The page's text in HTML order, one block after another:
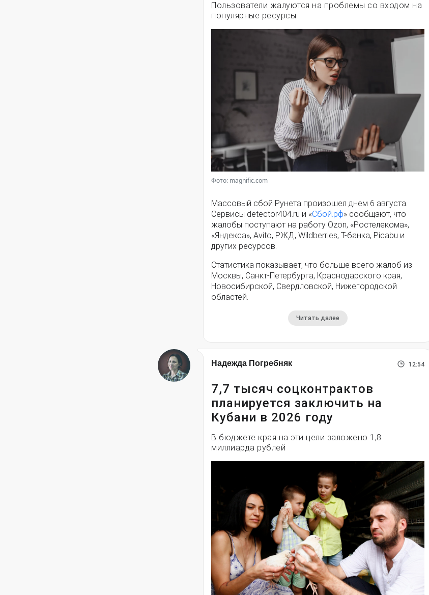
Пользователи жалуются на проблемы со входом на
популярные ресурсы
Фото: magnific.com
Массовый сбой Рунета произошел днем 6 августа.
Сервисы detector404.ru и «Сбой.рф» сообщают, что
жалобы поступают на работу Ozon, «Ростелекома»,
«Яндекса», Avito, РЖД, Wildberries, Т-банка, Picabu и
других ресурсов.
Статистика показывает, что больше всего жалоб из
Москвы, Санкт-Петербурга, Краснодарского края,
Новосибирской, Свердловской, Нижегородской
областей.
Читать далее
Надежда Погребняк 12:54
7,7 тысяч соцконтрактов
планируется заключить на
Кубани в 2026 году
В бюджете края на эти цели заложено 1,8
миллиарда рублей